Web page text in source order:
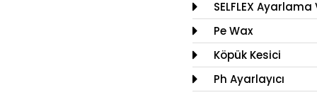
SELFLEX Ayarlama
Pe Wax
Köpük Kesici
Ph Ayarlayıcı